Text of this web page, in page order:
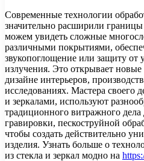
Современные технологии
значительно расширили
можем увидеть сложные
различными покрытиями,
звукопоглощение или защиту от
излучения. Это открывает
дизайне интерьеров,
исследованиях. Мастера своего
и зеркалами, используют
традиционного витражного
гравировки, пескоструйной
чтобы создать действительно
изделия. Узнать больше о
из стекла и зеркал модно на